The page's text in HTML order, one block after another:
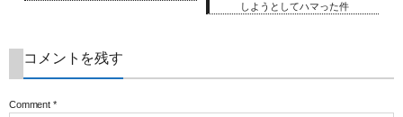
しようとしてハマった件
コメントを残す
Comment *